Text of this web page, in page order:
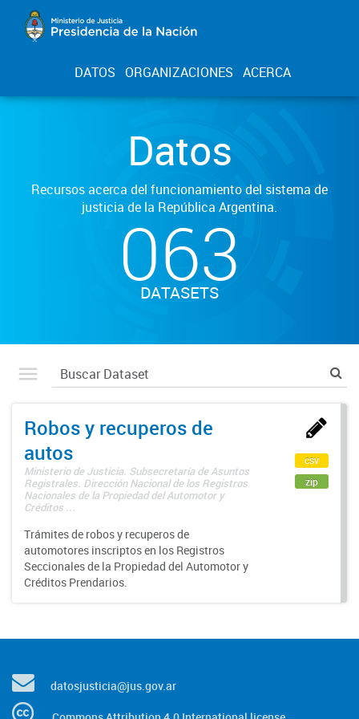
DATOS ORGANIZACIONES ACERCA
Datos
Recursos acerca del funcionamiento del sistema de
justicia de la República Argentina.
063
DATASETS
Robos y recuperos de
autos
Ministerio de Justicia. Subsecretaría de Asuntos
Registrales. Dirección Nacional de los Registros
Nacionales de la Propiedad del Automotor y
Créditos ...
Trámites de robos y recuperos de
automotores inscriptos en los Registros
Seccionales de la Propiedad del Automotor y
Créditos Prendarios.
csv
zip
datosjusticia@jus.gov.ar